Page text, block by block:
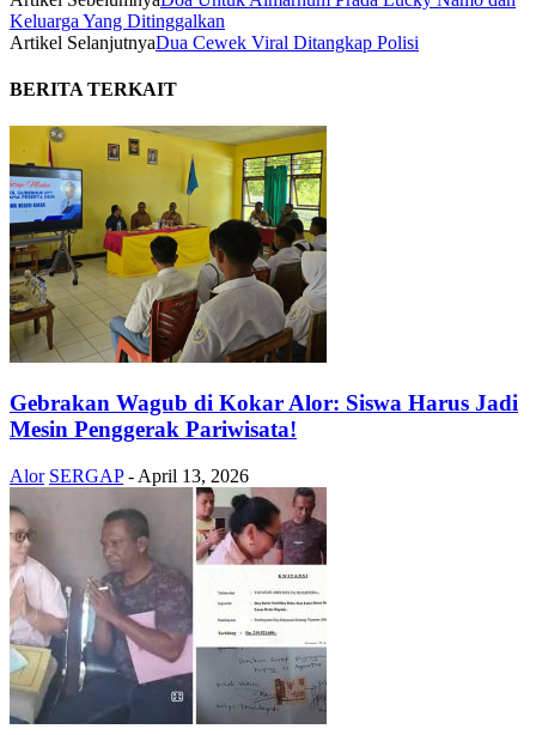
Keluarga Yang Ditinggalkan
Artikel SelanjutnyaDua Cewek Viral Ditangkap Polisi
BERITA TERKAIT
Gebrakan Wagub di Kokar Alor: Siswa Harus Jadi
Mesin Penggerak Pariwisata!
Alor SERGAP - April 13, 2026